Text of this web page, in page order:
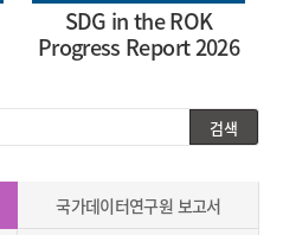
SDG in the ROK
Progress Report 2026
검색
국가데이터연구원 보고서